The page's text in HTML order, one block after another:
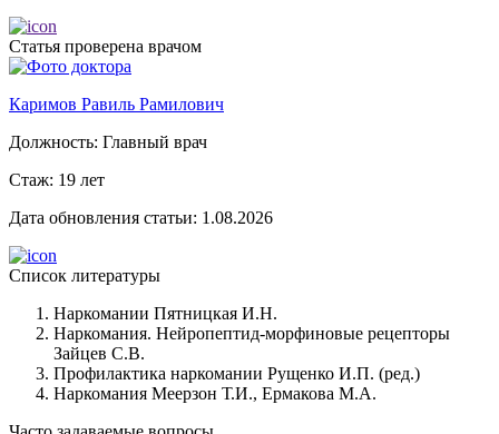
Статья проверена врачом
Каримов Равиль Рамилович
Должность: Главный врач
Стаж: 19 лет
Дата обновления статьи: 1.08.2026
Список литературы
Наркомании Пятницкая И.Н.
Наркомания. Нейропептид-морфиновые рецепторы
Зайцев С.В.
Профилактика наркомании Рущенко И.П. (ред.)
Наркомания Меерзон Т.И., Ермакова М.А.